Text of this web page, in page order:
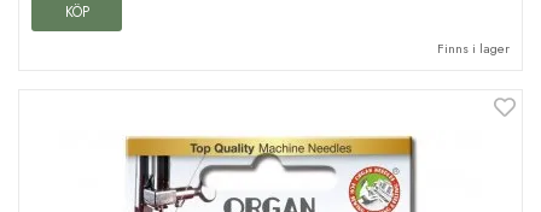
KÖP
Finns i lager